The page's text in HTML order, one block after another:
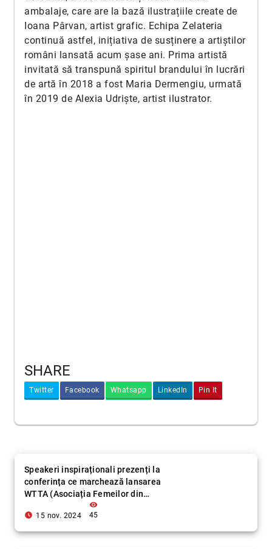
ambalaje, care are la bază ilustrațiile create de
Ioana Pârvan, artist grafic. Echipa Zelateria
continuă astfel, inițiativa de susținere a artiștilor
români lansată acum șase ani. Prima artistă
invitată să transpună spiritul brandului în lucrări
de artă în 2018 a fost Maria Dermengiu, urmată
în 2019 de Alexia Udriște, artist ilustrator.
SHARE
Twitter Facebook Whatsapp LinkedIn Pin It
Speakeri inspiraționali prezenți la
conferința ce marchează lansarea
WTTA (Asociația Femeilor din
Transport și Turism)
access_time_filled 15 nov. 2024
visibility
45